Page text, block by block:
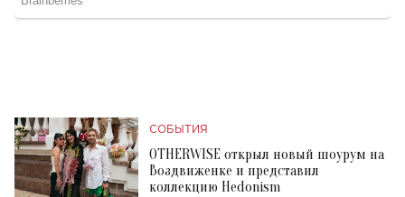
СОБЫТИЯ
OTHERWISE открыл новый шоурум на
Воздвиженке и представил
коллекцию Hedonism